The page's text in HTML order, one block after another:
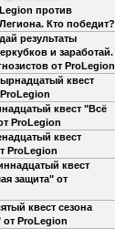
против
Кто победит?
результаты
и заработай.
от ProLegion
квест
квест "Всё
ProLegion
квест
ProLegion
квест
защита" от
квест сезона
ProLegion